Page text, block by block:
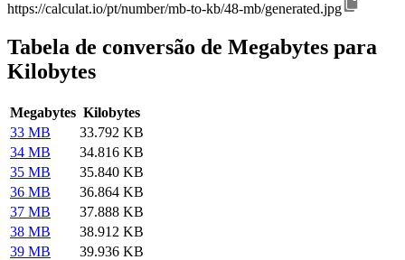
https://calculat.io/pt/number/mb-to-kb/48-mb/generated.jpg
Tabela de conversão de Megabytes para
Kilobytes
Megabytes Kilobytes
33 MB
33.792 KB
34 MB
34.816 KB
35 MB
35.840 KB
36 MB
36.864 KB
37 MB
37.888 KB
38 MB
38.912 KB
39 MB
39.936 KB